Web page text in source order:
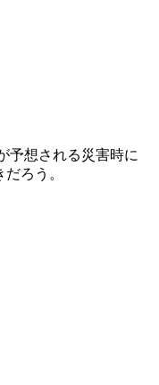
予想される災害時に
ろう。